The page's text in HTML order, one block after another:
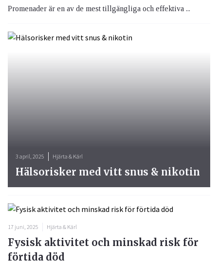
Promenader är en av de mest tillgängliga och effektiva ...
17 juni, 2025 Hjärta & Kärl
Fysisk aktivitet och minskad risk för
förtida död
3 april, 2025 Hjärta & Kärl
Hälsorisker med vitt snus & nikotin